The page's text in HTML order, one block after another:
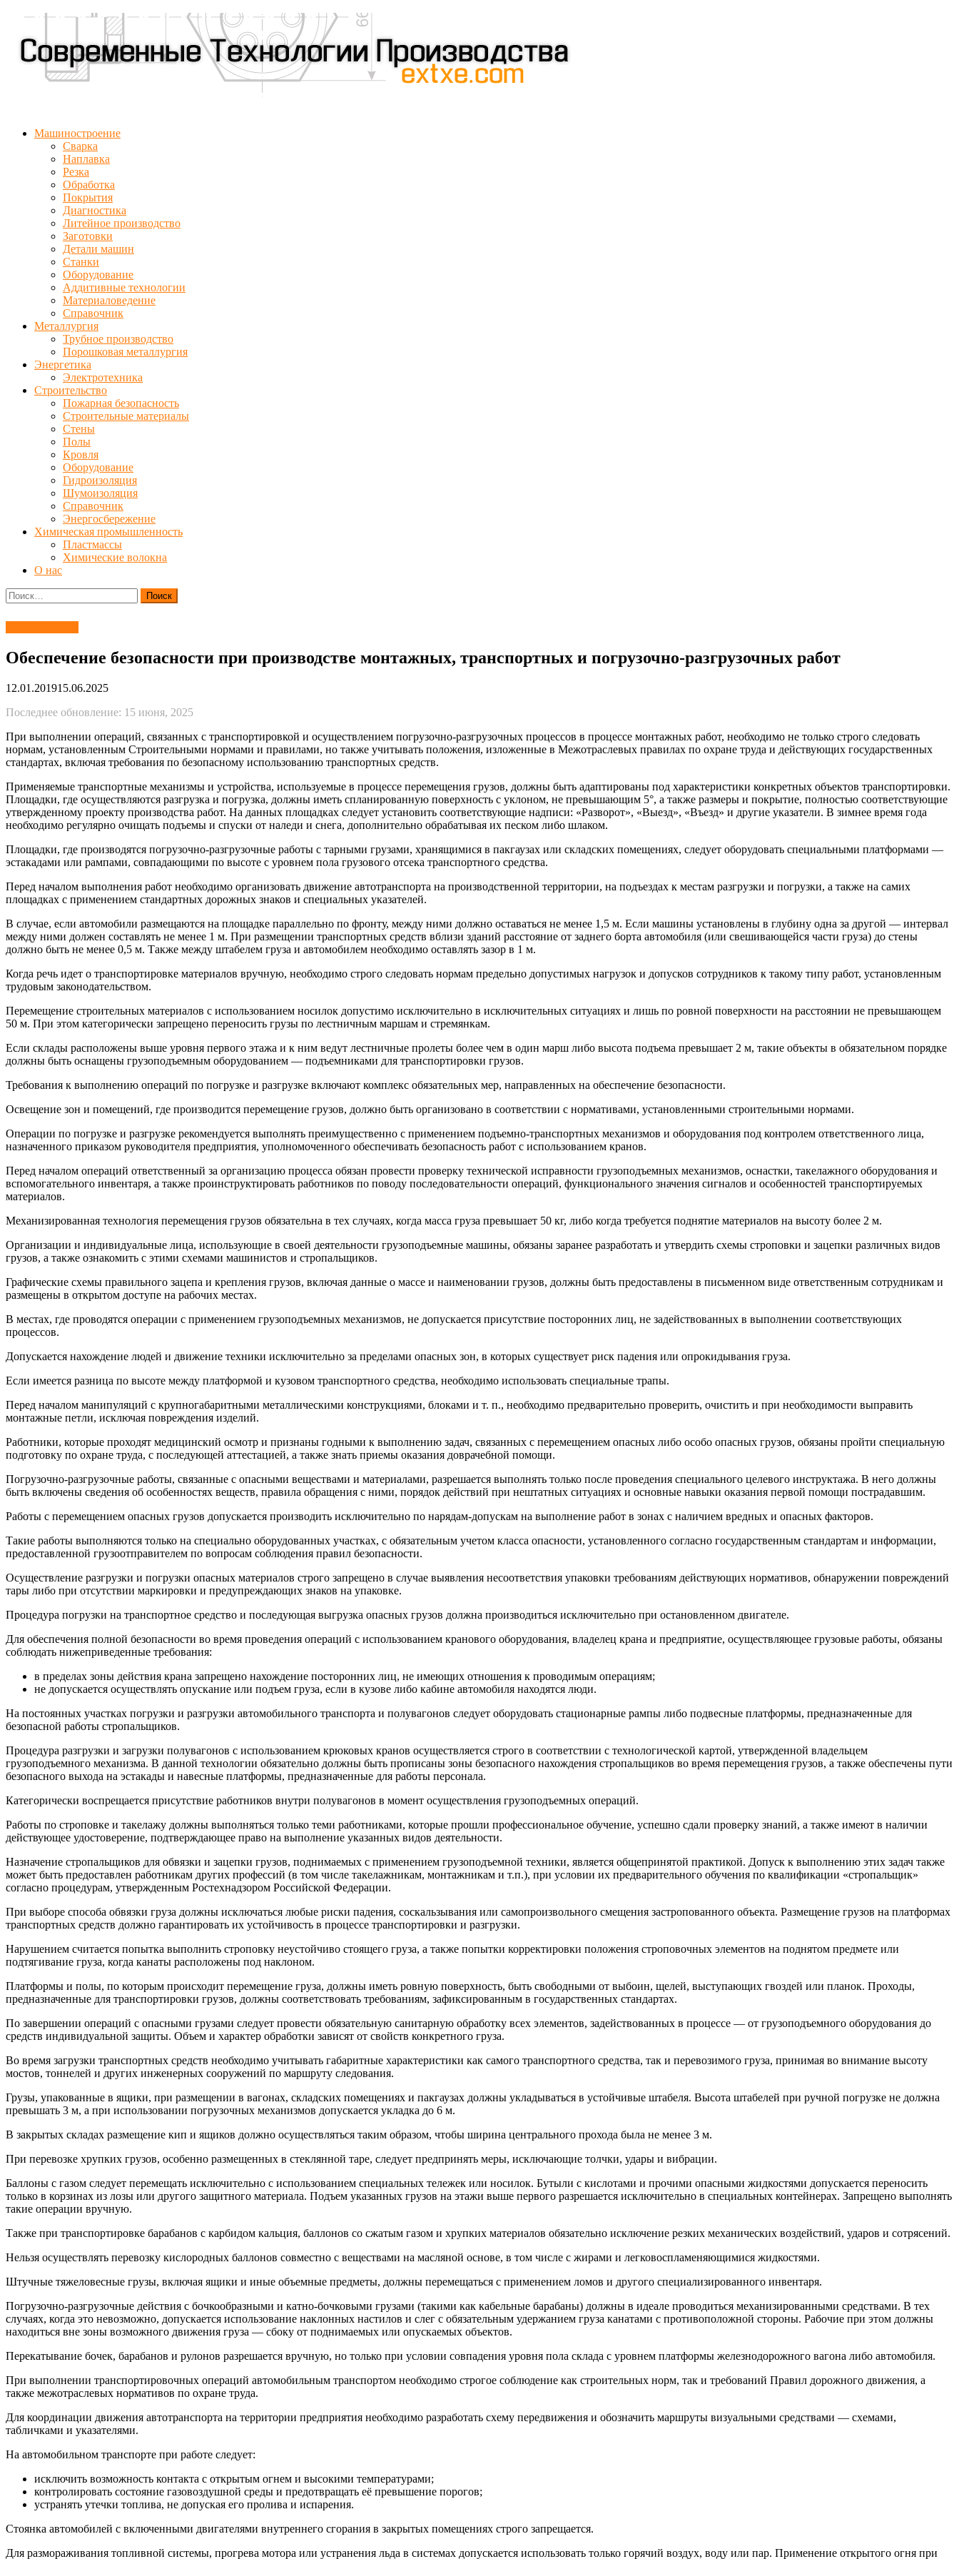
Машиностроение
Сварка
Наплавка
Резка
Обработка
Покрытия
Диагностика
Литейное производство
Заготовки
Детали машин
Станки
Оборудование
Аддитивные технологии
Материаловедение
Справочник
Металлургия
Трубное производство
Порошковая металлургия
Энергетика
Электротехника
Строительство
Пожарная безопасность
Строительные материалы
Стены
Полы
Кровля
Оборудование
Гидроизоляция
Шумоизоляция
Справочник
Энергосбережение
Химическая промышленность
Пластмассы
Химические волокна
О нас
Найти:
Обеспечение безопасности при производстве монтажных, транспортных и погрузочно-разгрузочных работ
12.01.201915.06.2025
Последнее обновление: 15 июня, 2025
При выполнении операций, связанных с транспортировкой и осуществлением погрузочно-разгрузочных процессов в процессе монтажных работ, необходимо не только строго следовать
нормам, установленным Строительными нормами и правилами, но также учитывать положения, изложенные в Межотраслевых правилах по охране труда и действующих государственных
стандартах, включая требования по безопасному использованию транспортных средств.
Применяемые транспортные механизмы и устройства, используемые в процессе перемещения грузов, должны быть адаптированы под характеристики конкретных объектов транспортировки.
Площадки, где осуществляются разгрузка и погрузка, должны иметь спланированную поверхность с уклоном, не превышающим 5°, а также размеры и покрытие, полностью соответствующие
утвержденному проекту производства работ. На данных площадках следует установить соответствующие надписи: «Разворот», «Выезд», «Въезд» и другие указатели. В зимнее время года
необходимо регулярно очищать подъемы и спуски от наледи и снега, дополнительно обрабатывая их песком либо шлаком.
Площадки, где производятся погрузочно-разгрузочные работы с тарными грузами, хранящимися в пакгаузах или складских помещениях, следует оборудовать специальными платформами —
эстакадами или рампами, совпадающими по высоте с уровнем пола грузового отсека транспортного средства.
Перед началом выполнения работ необходимо организовать движение автотранспорта на производственной территории, на подъездах к местам разгрузки и погрузки, а также на самих
площадках с применением стандартных дорожных знаков и специальных указателей.
В случае, если автомобили размещаются на площадке параллельно по фронту, между ними должно оставаться не менее 1,5 м. Если машины установлены в глубину одна за другой — интервал
между ними должен составлять не менее 1 м. При размещении транспортных средств вблизи зданий расстояние от заднего борта автомобиля (или свешивающейся части груза) до стены
должно быть не менее 0,5 м. Также между штабелем груза и автомобилем необходимо оставлять зазор в 1 м.
Когда речь идет о транспортировке материалов вручную, необходимо строго следовать нормам предельно допустимых нагрузок и допусков сотрудников к такому типу работ, установленным
трудовым законодательством.
Перемещение строительных материалов с использованием носилок допустимо исключительно в исключительных ситуациях и лишь по ровной поверхности на расстоянии не превышающем
50 м. При этом категорически запрещено переносить грузы по лестничным маршам и стремянкам.
Если склады расположены выше уровня первого этажа и к ним ведут лестничные пролеты более чем в один марш либо высота подъема превышает 2 м, такие объекты в обязательном порядке
должны быть оснащены грузоподъемным оборудованием — подъемниками для транспортировки грузов.
Требования к выполнению операций по погрузке и разгрузке включают комплекс обязательных мер, направленных на обеспечение безопасности.
Освещение зон и помещений, где производится перемещение грузов, должно быть организовано в соответствии с нормативами, установленными строительными нормами.
Операции по погрузке и разгрузке рекомендуется выполнять преимущественно с применением подъемно-транспортных механизмов и оборудования под контролем ответственного лица,
назначенного приказом руководителя предприятия, уполномоченного обеспечивать безопасность работ с использованием кранов.
Перед началом операций ответственный за организацию процесса обязан провести проверку технической исправности грузоподъемных механизмов, оснастки, такелажного оборудования и
вспомогательного инвентаря, а также проинструктировать работников по поводу последовательности операций, функционального значения сигналов и особенностей транспортируемых
материалов.
Механизированная технология перемещения грузов обязательна в тех случаях, когда масса груза превышает 50 кг, либо когда требуется поднятие материалов на высоту более 2 м.
Организации и индивидуальные лица, использующие в своей деятельности грузоподъемные машины, обязаны заранее разработать и утвердить схемы строповки и зацепки различных видов
грузов, а также ознакомить с этими схемами машинистов и стропальщиков.
Графические схемы правильного зацепа и крепления грузов, включая данные о массе и наименовании грузов, должны быть предоставлены в письменном виде ответственным сотрудникам и
размещены в открытом доступе на рабочих местах.
В местах, где проводятся операции с применением грузоподъемных механизмов, не допускается присутствие посторонних лиц, не задействованных в выполнении соответствующих
процессов.
Допускается нахождение людей и движение техники исключительно за пределами опасных зон, в которых существует риск падения или опрокидывания груза.
Если имеется разница по высоте между платформой и кузовом транспортного средства, необходимо использовать специальные трапы.
Перед началом манипуляций с крупногабаритными металлическими конструкциями, блоками и т. п., необходимо предварительно проверить, очистить и при необходимости выправить
монтажные петли, исключая повреждения изделий.
Работники, которые проходят медицинский осмотр и признаны годными к выполнению задач, связанных с перемещением опасных либо особо опасных грузов, обязаны пройти специальную
подготовку по охране труда, с последующей аттестацией, а также знать приемы оказания доврачебной помощи.
Погрузочно-разгрузочные работы, связанные с опасными веществами и материалами, разрешается выполнять только после проведения специального целевого инструктажа. В него должны
быть включены сведения об особенностях веществ, правила обращения с ними, порядок действий при нештатных ситуациях и основные навыки оказания первой помощи пострадавшим.
Работы с перемещением опасных грузов допускается производить исключительно по нарядам-допускам на выполнение работ в зонах с наличием вредных и опасных факторов.
Такие работы выполняются только на специально оборудованных участках, с обязательным учетом класса опасности, установленного согласно государственным стандартам и информации,
предоставленной грузоотправителем по вопросам соблюдения правил безопасности.
Осуществление разгрузки и погрузки опасных материалов строго запрещено в случае выявления несоответствия упаковки требованиям действующих нормативов, обнаружении повреждений
тары либо при отсутствии маркировки и предупреждающих знаков на упаковке.
Процедура погрузки на транспортное средство и последующая выгрузка опасных грузов должна производиться исключительно при остановленном двигателе.
Для обеспечения полной безопасности во время проведения операций с использованием кранового оборудования, владелец крана и предприятие, осуществляющее грузовые работы, обязаны
соблюдать нижеприведенные требования:
в пределах зоны действия крана запрещено нахождение посторонних лиц, не имеющих отношения к проводимым операциям;
не допускается осуществлять опускание или подъем груза, если в кузове либо кабине автомобиля находятся люди.
На постоянных участках погрузки и разгрузки автомобильного транспорта и полувагонов следует оборудовать стационарные рампы либо подвесные платформы, предназначенные для
безопасной работы стропальщиков.
Процедура разгрузки и загрузки полувагонов с использованием крюковых кранов осуществляется строго в соответствии с технологической картой, утвержденной владельцем
грузоподъемного механизма. В данной технологии обязательно должны быть прописаны зоны безопасного нахождения стропальщиков во время перемещения грузов, а также обеспечены пути
безопасного выхода на эстакады и навесные платформы, предназначенные для работы персонала.
Категорически воспрещается присутствие работников внутри полувагонов в момент осуществления грузоподъемных операций.
Работы по строповке и такелажу должны выполняться только теми работниками, которые прошли профессиональное обучение, успешно сдали проверку знаний, а также имеют в наличии
действующее удостоверение, подтверждающее право на выполнение указанных видов деятельности.
Назначение стропальщиков для обвязки и зацепки грузов, поднимаемых с применением грузоподъемной техники, является общепринятой практикой. Допуск к выполнению этих задач также
может быть предоставлен работникам других профессий (в том числе такелажникам, монтажникам и т.п.), при условии их предварительного обучения по квалификации «стропальщик»
согласно процедурам, утвержденным Ростехнадзором Российской Федерации.
При выборе способа обвязки груза должны исключаться любые риски падения, соскальзывания или самопроизвольного смещения застропованного объекта. Размещение грузов на платформах
транспортных средств должно гарантировать их устойчивость в процессе транспортировки и разгрузки.
Нарушением считается попытка выполнить строповку неустойчиво стоящего груза, а также попытки корректировки положения строповочных элементов на поднятом предмете или
подтягивание груза, когда канаты расположены под наклоном.
Платформы и полы, по которым происходит перемещение груза, должны иметь ровную поверхность, быть свободными от выбоин, щелей, выступающих гвоздей или планок. Проходы,
предназначенные для транспортировки грузов, должны соответствовать требованиям, зафиксированным в государственных стандартах.
По завершении операций с опасными грузами следует провести обязательную санитарную обработку всех элементов, задействованных в процессе — от грузоподъемного оборудования до
средств индивидуальной защиты. Объем и характер обработки зависят от свойств конкретного груза.
Во время загрузки транспортных средств необходимо учитывать габаритные характеристики как самого транспортного средства, так и перевозимого груза, принимая во внимание высоту
мостов, тоннелей и других инженерных сооружений по маршруту следования.
Грузы, упакованные в ящики, при размещении в вагонах, складских помещениях и пакгаузах должны укладываться в устойчивые штабеля. Высота штабелей при ручной погрузке не должна
превышать 3 м, а при использовании погрузочных механизмов допускается укладка до 6 м.
В закрытых складах размещение кип и ящиков должно осуществляться таким образом, чтобы ширина центрального прохода была не менее 3 м.
При перевозке хрупких грузов, особенно размещенных в стеклянной таре, следует предпринять меры, исключающие толчки, удары и вибрации.
Баллоны с газом следует перемещать исключительно с использованием специальных тележек или носилок. Бутыли с кислотами и прочими опасными жидкостями допускается переносить
только в корзинах из лозы или другого защитного материала. Подъем указанных грузов на этажи выше первого разрешается исключительно в специальных контейнерах. Запрещено выполнять
такие операции вручную.
Также при транспортировке барабанов с карбидом кальция, баллонов со сжатым газом и хрупких материалов обязательно исключение резких механических воздействий, ударов и сотрясений.
Нельзя осуществлять перевозку кислородных баллонов совместно с веществами на масляной основе, в том числе с жирами и легковоспламеняющимися жидкостями.
Штучные тяжеловесные грузы, включая ящики и иные объемные предметы, должны перемещаться с применением ломов и другого специализированного инвентаря.
Погрузочно-разгрузочные действия с бочкообразными и катно-бочковыми грузами (такими как кабельные барабаны) должны в идеале проводиться механизированными средствами. В тех
случаях, когда это невозможно, допускается использование наклонных настилов и слег с обязательным удержанием груза канатами с противоположной стороны. Рабочие при этом должны
находиться вне зоны возможного движения груза — сбоку от поднимаемых или опускаемых объектов.
Перекатывание бочек, барабанов и рулонов разрешается вручную, но только при условии совпадения уровня пола склада с уровнем платформы железнодорожного вагона либо автомобиля.
При выполнении транспортировочных операций автомобильным транспортом необходимо строгое соблюдение как строительных норм, так и требований Правил дорожного движения, а
также межотраслевых нормативов по охране труда.
Для координации движения автотранспорта на территории предприятия необходимо разработать схему передвижения и обозначить маршруты визуальными средствами — схемами,
табличками и указателями.
На автомобильном транспорте при работе следует:
исключить возможность контакта с открытым огнем и высокими температурами;
контролировать состояние газовоздушной среды и предотвращать её превышение порогов;
устранять утечки топлива, не допуская его пролива и испарения.
Стоянка автомобилей с включенными двигателями внутреннего сгорания в закрытых помещениях строго запрещается.
Для размораживания топливной системы, прогрева мотора или устранения льда в системах допускается использовать только горячий воздух, воду или пар. Применение открытого огня при